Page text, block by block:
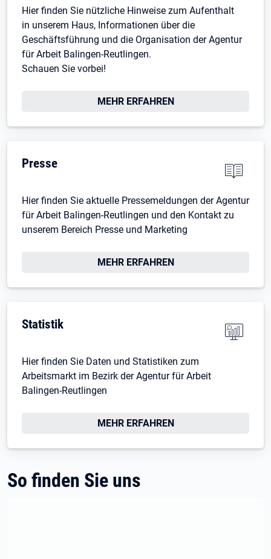
Hier finden Sie nützliche Hinweise zum Aufenthalt
in unserem Haus, Informationen über die
Geschäftsführung und die Organisation der Agentur
für Arbeit Balingen-Reutlingen.
Schauen Sie vorbei!
MEHR ERFAHREN
Presse
Hier finden Sie aktuelle Pressemeldungen der Agentur
für Arbeit Balingen-Reutlingen und den Kontakt zu
unserem Bereich Presse und Marketing
MEHR ERFAHREN
Statistik
Hier finden Sie Daten und Statistiken zum
Arbeitsmarkt im Bezirk der Agentur für Arbeit
Balingen-Reutlingen
MEHR ERFAHREN
So finden Sie uns